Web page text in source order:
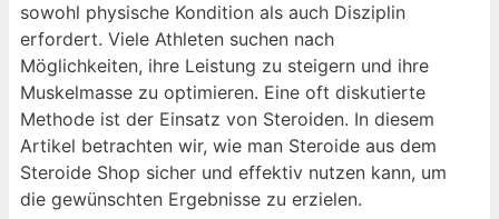
sowohl physische Kondition als auch Disziplin
erfordert. Viele Athleten suchen nach
Möglichkeiten, ihre Leistung zu steigern und ihre
Muskelmasse zu optimieren. Eine oft diskutierte
Methode ist der Einsatz von Steroiden. In diesem
Artikel betrachten wir, wie man Steroide aus dem
Steroide Shop sicher und effektiv nutzen kann, um
die gewünschten Ergebnisse zu erzielen.